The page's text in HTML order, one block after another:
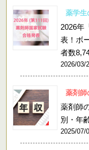
薬学生
2026年
表！ボ
者数
2026/03/
薬剤師
薬剤師
別・年
2025/07/